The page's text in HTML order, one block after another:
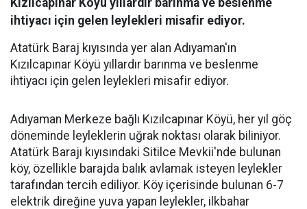
Kızılcapınar Köyü yıllardır barınma ve beslenme
ihtiyacı için gelen leylekleri misafir ediyor.
Atatürk Baraj kıyısında yer alan Adıyaman'ın
Kızılcapınar Köyü yıllardır barınma ve beslenme
ihtiyacı için gelen leylekleri misafir ediyor.
Adıyaman Merkeze bağlı Kızılcapınar Köyü, her yıl göç
döneminde leyleklerin uğrak noktası olarak biliniyor.
Atatürk Barajı kıyısındaki Sitilce Mevkii'nde bulunan
köy, özellikle barajda balık avlamak isteyen leylekler
tarafından tercih ediliyor. Köy içerisinde bulunan 6-7
elektrik direğine yuva yapan leylekler, ilkbahar